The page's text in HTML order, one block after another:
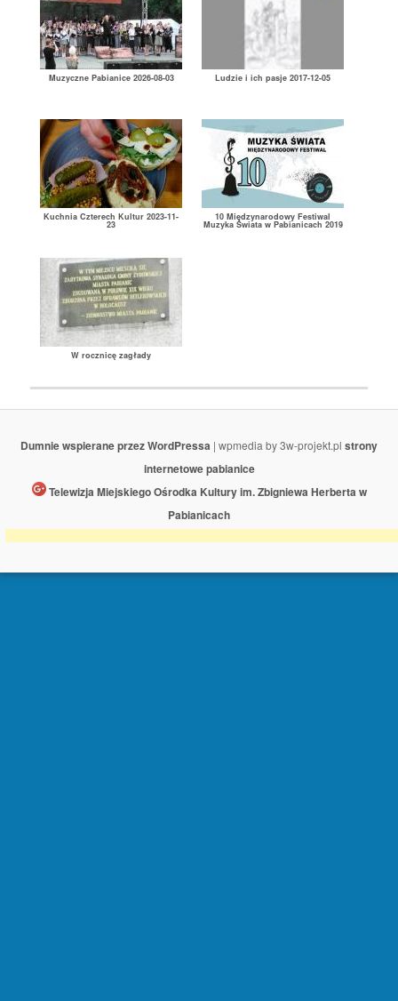
Muzyczne Pabianice 2026-08-03 Ludzie i ich pasje 2017-12-05
Kuchnia Czterech Kultur 2023-11-
23
10 Międzynarodowy Festiwal
Muzyka Świata w Pabianicach 2019
W rocznicę zagłady
Dumnie wspierane przez WordPressa | wpmedia by 3w-projekt.pl strony
internetowe pabianice
Telewizja Miejskiego Ośrodka Kultury im. Zbigniewa Herberta w
Pabianicach